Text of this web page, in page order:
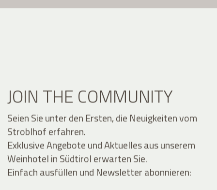
JOIN THE COMMUNITY
Seien Sie unter den Ersten, die Neuigkeiten vom
Stroblhof erfahren.
Exklusive Angebote und Aktuelles aus unserem
Weinhotel in Südtirol erwarten Sie.
Einfach ausfüllen und Newsletter abonnieren: